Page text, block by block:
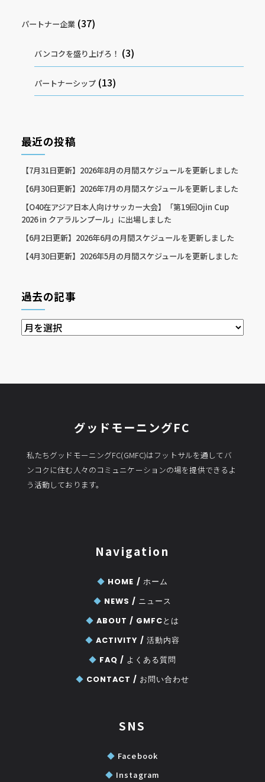
パートナー企業 (37)
バンコクを盛り上げろ！ (3)
パートナーシップ (13)
最近の投稿
【7月31日更新】2026年8月の月間スケジュールを更新しました
【6月30日更新】2026年7月の月間スケジュールを更新しました
【O40在アジア日本人向けサッカー大会】「第19回Ojin Cup
2026 in クアラルンプール」に出場しました
【6月2日更新】2026年6月の月間スケジュールを更新しました
【4月30日更新】2026年5月の月間スケジュールを更新しました
過去の記事
過
去
事
グッドモーニングFC
私たちグッドモーニングFC(GMFC)はフットサルを通してバ
ンコクに住む人々のコミュニケーションの場を提供できるよ
う活動しております。
Navigation
◆ HOME / ホーム
◆ NEWS / ニュース
◆ ABOUT / GMFCとは
◆ ACTIVITY / 活動内容
◆ FAQ / よくある質問
◆ CONTACT / お問い合わせ
SNS
◆ Facebook
◆ Instagram